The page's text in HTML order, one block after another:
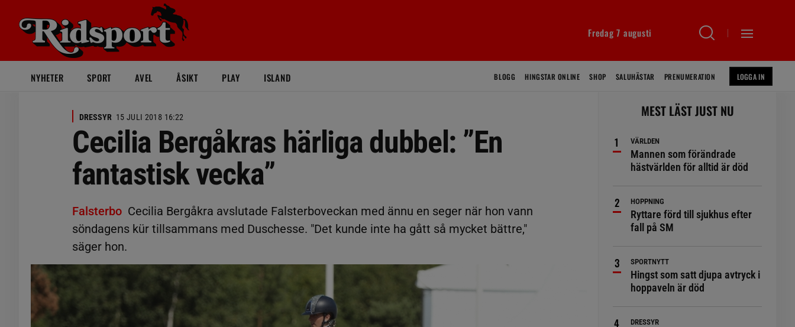
Fredag 7 augusti
NYHETER SPORT AVEL ÅSIKT PLAY ISLAND BLOGG HINGSTAR ONLINE SHOP SALUHÄSTAR PRENUMERATION LOGGA IN
DRESSYR 15 JULI 2018 16:22
Cecilia Bergåkras härliga dubbel: ”En
fantastisk vecka”
Falsterbo Cecilia Bergåkra avslutade Falsterboveckan med ännu en seger när hon vann
söndagens kür tillsammans med Duschesse. "Det kunde inte ha gått så mycket bättre,"
säger hon.
MEST LÄST JUST NU
VÄRLDEN
Mannen som förändrade
hästvärlden för alltid är död
HOPPNING
Ryttare förd till sjukhus efter
fall på SM
SPORTNYTT
Hingst som satt djupa avtryck i
hoppaveln är död
DRESSYR